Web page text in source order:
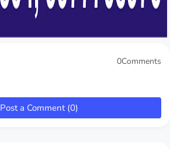
0Comments
Post a Comment (0)